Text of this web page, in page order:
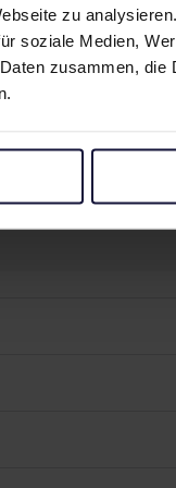
zu
soziale Medien,
zusammen,
die
schon einige
ist erlaubt,
und
die sowohl
senken
mit einem